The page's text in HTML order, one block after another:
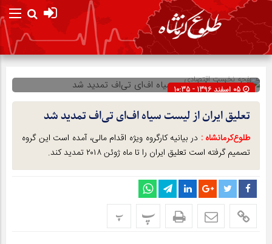
صفحه نخستاقتصادی
05 اسفند 1396 - 10:35
شناسه : 5442
تعلیق ایران از لیست سیاه اف‌ای‌ تی‌اف تمدید شد
طلوع‌‌کرمانشاه : در بیانیه کارگروه ویژه اقدام مالی، آمده است این گروه
تصمیم گرفته است تعلیق ایران را تا ماه ژوئن ۲۰۱۸ تمدید کند.
پ پ